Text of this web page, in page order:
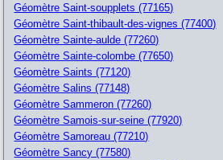
Géomètre Saint-soupplets (77165)
Géomètre Saint-thibault-des-vignes (77400)
Géomètre Sainte-aulde (77260)
Géomètre Sainte-colombe (77650)
Géomètre Saints (77120)
Géomètre Salins (77148)
Géomètre Sammeron (77260)
Géomètre Samois-sur-seine (77920)
Géomètre Samoreau (77210)
Géomètre Sancy (77580)